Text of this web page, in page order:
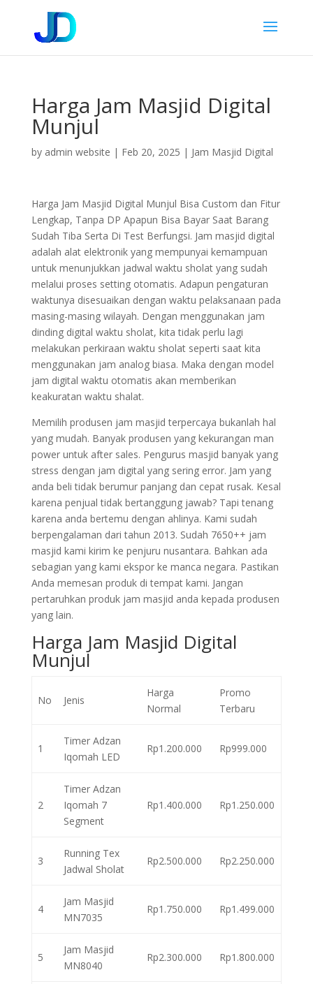
Harga Jam Masjid Digital
Munjul
by admin website | Feb 20, 2025 | Jam Masjid Digital
Harga Jam Masjid Digital Munjul Bisa Custom dan Fitur
Lengkap, Tanpa DP Apapun Bisa Bayar Saat Barang
Sudah Tiba Serta Di Test Berfungsi. Jam masjid digital
adalah alat elektronik yang mempunyai kemampuan
untuk menunjukkan jadwal waktu sholat yang sudah
melalui proses setting otomatis. Adapun pengaturan
waktunya disesuaikan dengan waktu pelaksanaan pada
masing-masing wilayah. Dengan menggunakan jam
dinding digital waktu sholat, kita tidak perlu lagi
melakukan perkiraan waktu sholat seperti saat kita
menggunakan jam analog biasa. Maka dengan model
jam digital waktu otomatis akan memberikan
keakuratan waktu shalat.
Memilih produsen jam masjid terpercaya bukanlah hal
yang mudah. Banyak produsen yang kekurangan man
power untuk after sales. Pengurus masjid banyak yang
stress dengan jam digital yang sering error. Jam yang
anda beli tidak berumur panjang dan cepat rusak. Kesal
karena penjual tidak bertanggung jawab? Tapi tenang
karena anda bertemu dengan ahlinya. Kami sudah
berpengalaman dari tahun 2013. Sudah 7650++ jam
masjid kami kirim ke penjuru nusantara. Bahkan ada
sebagian yang kami ekspor ke manca negara. Pastikan
Anda memesan produk di tempat kami. Jangan
pertaruhkan produk jam masjid anda kepada produsen
yang lain.
Harga Jam Masjid Digital
Munjul
No Jenis
Harga
Normal
Promo
Terbaru
1
Timer Adzan
Iqomah LED
Rp1.200.000 Rp999.000
2
Timer Adzan
Iqomah 7
Segment
Rp1.400.000 Rp1.250.000
3
Running Tex
Jadwal Sholat
Rp2.500.000 Rp2.250.000
4
Jam Masjid
MN7035
Rp1.750.000 Rp1.499.000
5
Jam Masjid
MN8040
Rp2.300.000 Rp1.800.000